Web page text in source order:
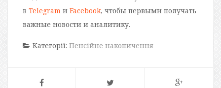
в Telegram и Facebook, чтобы первыми получать
важные новости и аналитику.
Категорії: Пенсійне накопичення